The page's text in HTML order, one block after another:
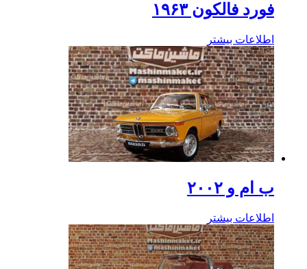
فورد فالکون ۱۹۶۳
اطلاعات بیشتر
ب ام و ۲۰۰۲
اطلاعات بیشتر